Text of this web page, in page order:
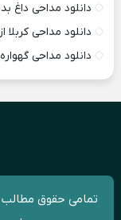
دانلود مداحی داغ
دانلود مداحی کربلا
دانلود مداحی
تمامی حقوق